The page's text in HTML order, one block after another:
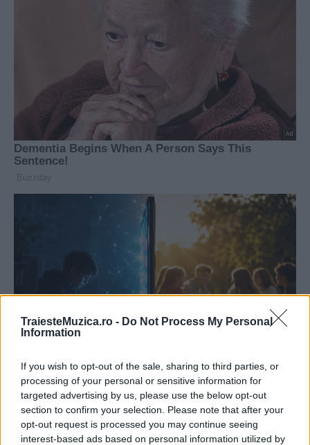
TraiesteMuzica.ro - Do Not Process My Personal
Information
If you wish to opt-out of the sale, sharing to third parties, or
processing of your personal or sensitive information for
targeted advertising by us, please use the below opt-out
section to confirm your selection. Please note that after your
opt-out request is processed you may continue seeing
interest-based ads based on personal information utilized by